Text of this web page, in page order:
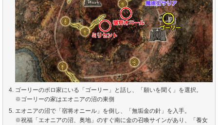
ゴーリーのボロ家にいる「ゴーリー」と話し、「願いを聞く」を選択。
※ゴーリーの家はエオニアの沼の東側
エオニアの沼で「宿将オニール」を倒し、「無垢金の針」を入手。
※祝福「エオニアの沼、奥地」のすぐ南に金の召喚サインがあり、「養女